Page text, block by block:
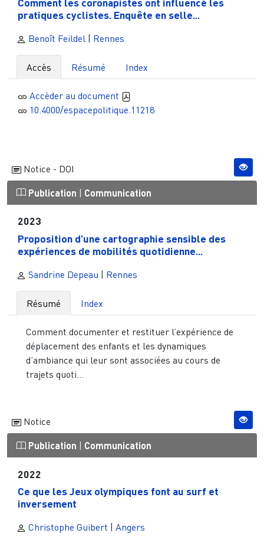
pratiques cyclistes. Enquête en selle...
Benoît Feildel | Rennes
Accès Résumé Index
Accèder au document
10.4000/espacepolitique.11218
Notice - DOI
Publication | Communication
2023
Proposition d’une cartographie sensible des
expériences de mobilités quotidienne...
Sandrine Depeau | Rennes
Résumé Index
Comment documenter et restituer l’expérience de
déplacement des enfants et les dynamiques
d’ambiance qui leur sont associées au cours de
trajets quoti...
Notice
Publication | Communication
2022
Ce que les Jeux olympiques font au surf et
inversement
Christophe Guibert Angers